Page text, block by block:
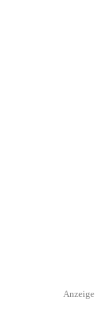
Anzeige